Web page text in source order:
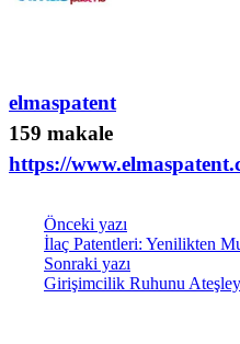
elmaspatent
159 makale
https://
Önceki yazı
İlaç Patentleri: Yenilikten
Sonraki yazı
Girişimcilik Ruhunu